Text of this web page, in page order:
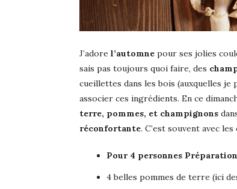
J’adore l’automne pour ses jolies
sais pas toujours quoi faire, des
cueillettes dans les bois (auxquelles
associer ces ingrédients. En ce
terre, pommes, et champignons
réconfortante. C’est souvent avec
Pour 4 personnes
4 belles pommes de terre (ici